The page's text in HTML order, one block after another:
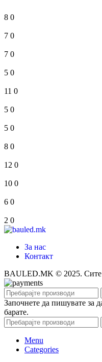
8 0
7 0
7 0
5 0
11 0
5 0
5 0
8 0
12 0
10 0
6 0
2 0
За нас
Контакт
BAULED.MK © 2025. Сите
Започнете да пишувате за
барате.
Menu
Categories